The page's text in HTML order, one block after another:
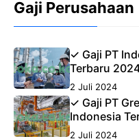
Gaji Perusahaan
✓ Gaji PT
Terbaru
2 Juli 2024
✓ Gaji PT
Indonesia
2 Juli 2024